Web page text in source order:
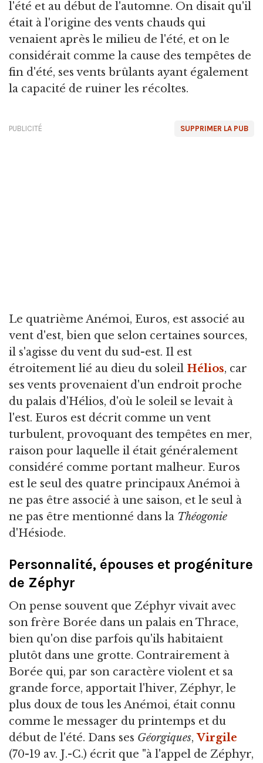
l'été et au début de l'automne. On disait qu'il
était à l'origine des vents chauds qui
venaient après le milieu de l'été, et on le
considérait comme la cause des tempêtes de
fin d'été, ses vents brûlants ayant également
la capacité de ruiner les récoltes.
SUPPRIMER LA PUB
PUBLICITÉ
Le quatrième Anémoi, Euros, est associé au
vent d'est, bien que selon certaines sources,
il s'agisse du vent du sud-est. Il est
étroitement lié au dieu du soleil Hélios, car
ses vents provenaient d'un endroit proche
du palais d'Hélios, d'où le soleil se levait à
l'est. Euros est décrit comme un vent
turbulent, provoquant des tempêtes en mer,
raison pour laquelle il était généralement
considéré comme portant malheur. Euros
est le seul des quatre principaux Anémoi à
ne pas être associé à une saison, et le seul à
ne pas être mentionné dans la Théogonie
d'Hésiode.
Personnalité, épouses et progéniture
de Zéphyr
On pense souvent que Zéphyr vivait avec
son frère Borée dans un palais en Thrace,
bien qu'on dise parfois qu'ils habitaient
plutôt dans une grotte. Contrairement à
Borée qui, par son caractère violent et sa
grande force, apportait l'hiver, Zéphyr, le
plus doux de tous les Anémoi, était connu
comme le messager du printemps et du
début de l'été. Dans ses Géorgiques,Virgile
(70-19 av. J.-C.) écrit que "à l'appel de Zéphyr,